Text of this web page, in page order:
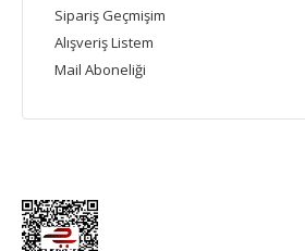
Sipariş Geçmişim
Alışveriş Listem
Mail Aboneliği